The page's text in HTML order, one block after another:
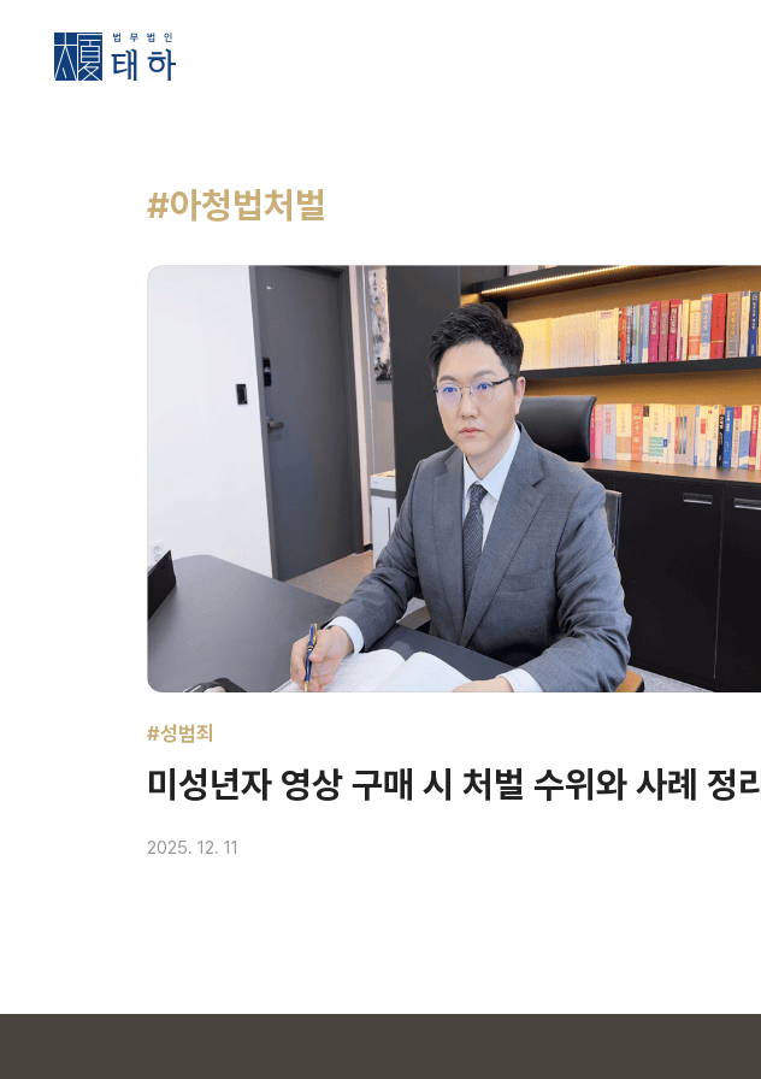
#아청법처벌
#성범죄
미성년자 영상 구매 시 처벌 수위와 사례 정리
2025. 12. 11